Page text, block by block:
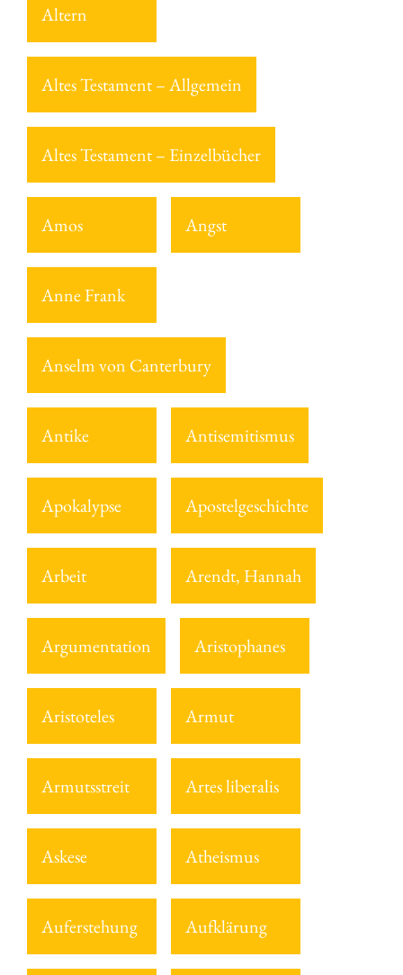
Altern
Altes Testament – Allgemein
Altes Testament – Einzelbücher
Amos Angst
Anne Frank
Anselm von Canterbury
Antike Antisemitismus
Apokalypse Apostelgeschichte
Arbeit Arendt, Hannah
Argumentation Aristophanes
Aristoteles Armut
Armutsstreit Artes liberalis
Askese Atheismus
Auferstehung Aufklärung